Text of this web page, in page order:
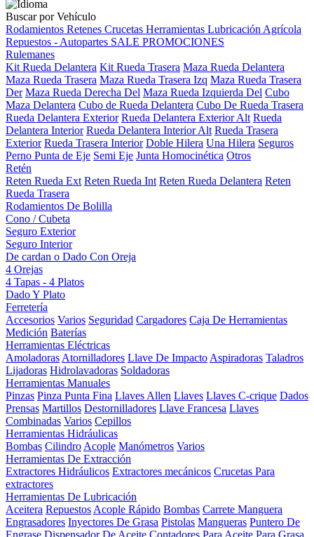
Buscar por Vehículo
Rodamientos Retenes Crucetas Herramientas Lubricación Agrícola
Repuestos - Autopartes SALE PROMOCIONES
Rulemanes
Kit Rueda Delantera Kit Rueda Trasera Maza Rueda Delantera
Maza Rueda Trasera Maza Rueda Trasera Izq Maza Rueda Trasera
Der Maza Rueda Derecha Del Maza Rueda Izquierda Del Cubo
Maza Delantera Cubo de Rueda Delantera Cubo De Rueda Trasera
Rueda Delantera Exterior Rueda Delantera Exterior Alt Rueda
Delantera Interior Rueda Delantera Interior Alt Rueda Trasera
Exterior Rueda Trasera Interior Doble Hilera Una Hilera Seguros
Perno Punta de Eje Semi Eje Junta Homocinética Otros
Retén
Reten Rueda Ext Reten Rueda Int Reten Rueda Delantera Reten
Rueda Trasera
Rodamientos De Bolilla
Cono / Cubeta
Seguro Exterior
Seguro Interior
De cardan o Dado Con Oreja
4 Orejas
4 Tapas - 4 Platos
Dado Y Plato
Ferretería
Accesorios Varios Seguridad Cargadores Caja De Herramientas
Medición Baterías
Herramientas Eléctricas
Amoladoras Atornilladores Llave De Impacto Aspiradoras Taladros
Lijadoras Hidrolavadoras Soldadoras
Herramientas Manuales
Pinzas Pinza Punta Fina Llaves Allen Llaves Llaves C-crique Dados
Prensas Martillos Destornilladores Llave Francesa Llaves
Combinadas Varios Cepillos
Herramientas Hidráulicas
Bombas Cilindro Acople Manómetros Varios
Herramientas De Extracción
Extractores Hidráulicos Extractores mecánicos Crucetas Para
extractores
Herramientas De Lubricación
Aceitera Repuestos Acople Rápido Bombas Carrete Manguera
Engrasadores Inyectores De Grasa Pistolas Mangueras Puntero De
Engrase Dispensador De Aceite Contadores Para Aceite Para Grasa